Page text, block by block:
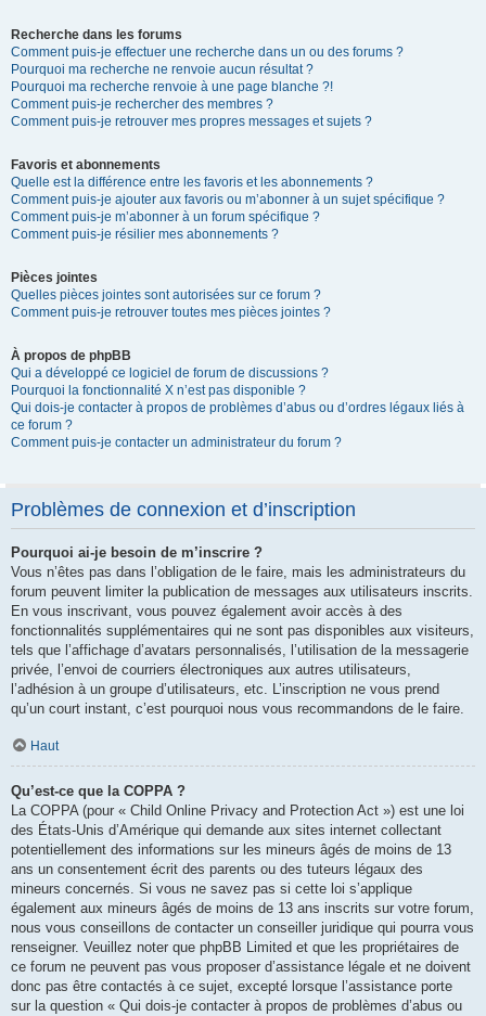
Recherche dans les forums
Comment puis-je effectuer une recherche dans un ou des forums ?
Pourquoi ma recherche ne renvoie aucun résultat ?
Pourquoi ma recherche renvoie à une page blanche ?!
Comment puis-je rechercher des membres ?
Comment puis-je retrouver mes propres messages et sujets ?
Favoris et abonnements
Quelle est la différence entre les favoris et les abonnements ?
Comment puis-je ajouter aux favoris ou m’abonner à un sujet spécifique ?
Comment puis-je m’abonner à un forum spécifique ?
Comment puis-je résilier mes abonnements ?
Pièces jointes
Quelles pièces jointes sont autorisées sur ce forum ?
Comment puis-je retrouver toutes mes pièces jointes ?
À propos de phpBB
Qui a développé ce logiciel de forum de discussions ?
Pourquoi la fonctionnalité X n’est pas disponible ?
Qui dois-je contacter à propos de problèmes d’abus ou d’ordres légaux liés à
ce forum ?
Comment puis-je contacter un administrateur du forum ?
Problèmes de connexion et d’inscription
Pourquoi ai-je besoin de m’inscrire ?
Vous n’êtes pas dans l’obligation de le faire, mais les administrateurs du
forum peuvent limiter la publication de messages aux utilisateurs inscrits.
En vous inscrivant, vous pouvez également avoir accès à des
fonctionnalités supplémentaires qui ne sont pas disponibles aux visiteurs,
tels que l’affichage d’avatars personnalisés, l’utilisation de la messagerie
privée, l’envoi de courriers électroniques aux autres utilisateurs,
l’adhésion à un groupe d’utilisateurs, etc. L’inscription ne vous prend
qu’un court instant, c’est pourquoi nous vous recommandons de le faire.
Haut
Qu’est-ce que la COPPA ?
La COPPA (pour « Child Online Privacy and Protection Act ») est une loi
des États-Unis d’Amérique qui demande aux sites internet collectant
potentiellement des informations sur les mineurs âgés de moins de 13
ans un consentement écrit des parents ou des tuteurs légaux des
mineurs concernés. Si vous ne savez pas si cette loi s’applique
également aux mineurs âgés de moins de 13 ans inscrits sur votre forum,
nous vous conseillons de contacter un conseiller juridique qui pourra vous
renseigner. Veuillez noter que phpBB Limited et que les propriétaires de
ce forum ne peuvent pas vous proposer d’assistance légale et ne doivent
donc pas être contactés à ce sujet, excepté lorsque l’assistance porte
sur la question « Qui dois-je contacter à propos de problèmes d’abus ou